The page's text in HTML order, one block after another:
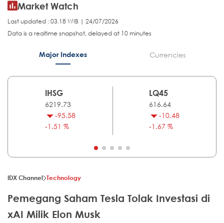
Market Watch
Last updated : 03.18 WIB | 24/07/2026
Data is a realtime snapshot, delayed at 10 minutes
Major Indexes Currencies
IHSG
6219.73
-95.58
-1.51 %
LQ45
616.64
-10.48
-1.67 %
IDX Channel Technology
Pemegang Saham Tesla Tolak Investasi di
xAI Milik Elon Musk